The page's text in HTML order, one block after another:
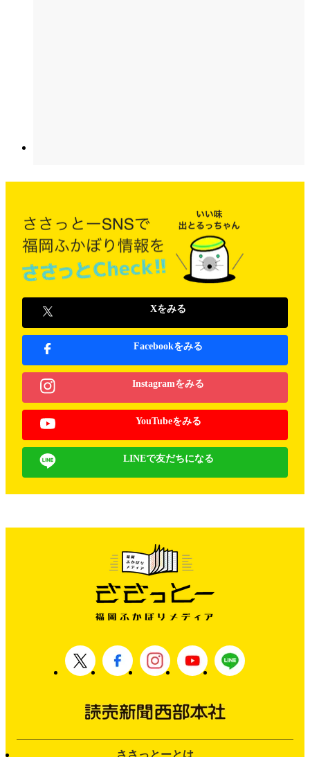
Xをみる
Facebookをみる
Instagramをみる
YouTubeをみる
LINEで友だちになる